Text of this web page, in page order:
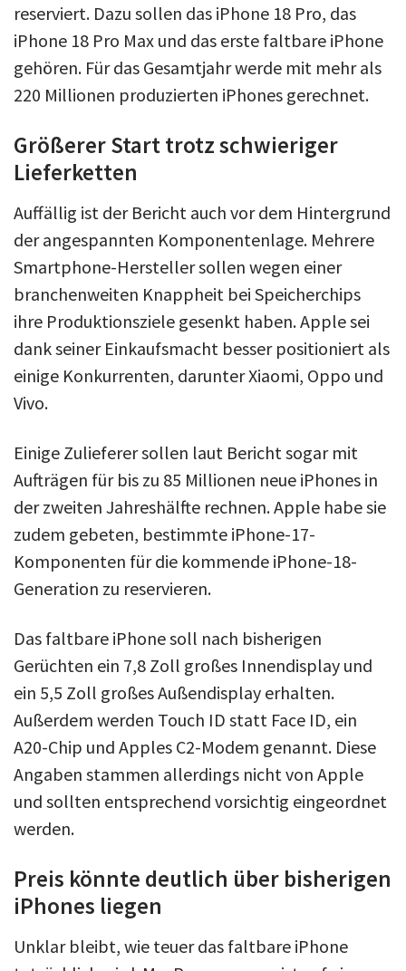
reserviert. Dazu sollen das iPhone 18 Pro, das
iPhone 18 Pro Max und das erste faltbare iPhone
gehören. Für das Gesamtjahr werde mit mehr als
220 Millionen produzierten iPhones gerechnet.
Größerer Start trotz schwieriger
Lieferketten
Auffällig ist der Bericht auch vor dem Hintergrund
der angespannten Komponentenlage. Mehrere
Smartphone-Hersteller sollen wegen einer
branchenweiten Knappheit bei Speicherchips
ihre Produktionsziele gesenkt haben. Apple sei
dank seiner Einkaufsmacht besser positioniert als
einige Konkurrenten, darunter Xiaomi, Oppo und
Vivo.
Einige Zulieferer sollen laut Bericht sogar mit
Aufträgen für bis zu 85 Millionen neue iPhones in
der zweiten Jahreshälfte rechnen. Apple habe sie
zudem gebeten, bestimmte iPhone-17-
Komponenten für die kommende iPhone-18-
Generation zu reservieren.
Das faltbare iPhone soll nach bisherigen
Gerüchten ein 7,8 Zoll großes Innendisplay und
ein 5,5 Zoll großes Außendisplay erhalten.
Außerdem werden Touch ID statt Face ID, ein
A20-Chip und Apples C2-Modem genannt. Diese
Angaben stammen allerdings nicht von Apple
und sollten entsprechend vorsichtig eingeordnet
werden.
Preis könnte deutlich über bisherigen
iPhones liegen
Unklar bleibt, wie teuer das faltbare iPhone